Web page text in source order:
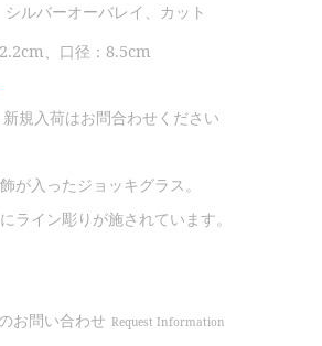
シルバーオーバレイ、カット
、口径：8.5cm
規入荷はお問合わせください
が入ったジョッキグラス。
ライン彫りが施されています。
お問い合わせ Request Information